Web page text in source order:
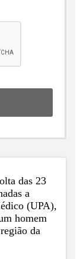
das 23
a
(UPA),
homem
da